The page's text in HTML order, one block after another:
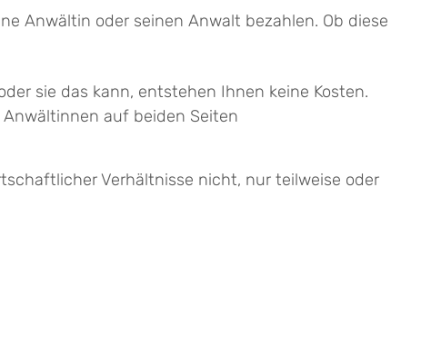
Anwältin oder seinen Anwalt bezahlen. Ob diese
sie das kann, entstehen Ihnen keine Kosten.
auf beiden Seiten
Verhältnisse nicht, nur teilweise oder